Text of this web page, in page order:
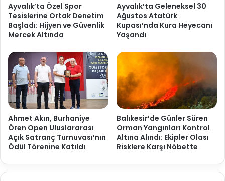
Ayvalık’ta Özel Spor
Tesislerine Ortak Denetim
Başladı: Hijyen ve Güvenlik
Mercek Altında
Ayvalık’ta Geleneksel 30
Ağustos Atatürk
Kupası’nda Kura Heyecanı
Yaşandı
Ahmet Akın, Burhaniye
Ören Open Uluslararası
Açık Satranç Turnuvası’nın
Ödül Törenine Katıldı
Balıkesir’de Günler Süren
Orman Yangınları Kontrol
Altına Alındı: Ekipler Olası
Risklere Karşı Nöbette